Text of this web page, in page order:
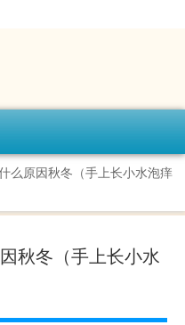
么原因秋冬（手上长小水泡痒
秋冬（手上长小水